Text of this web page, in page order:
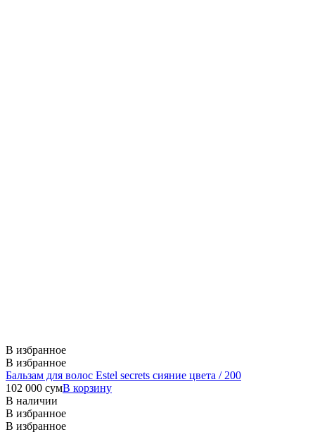
В избранное
В избранное
Бальзам для волос Estel secrets сияние цвета / 200
102 000 сумВ корзину
В наличии
В избранное
В избранное